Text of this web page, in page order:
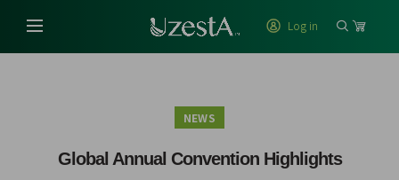
Log in
NEWS
Global Annual Convention Highlights